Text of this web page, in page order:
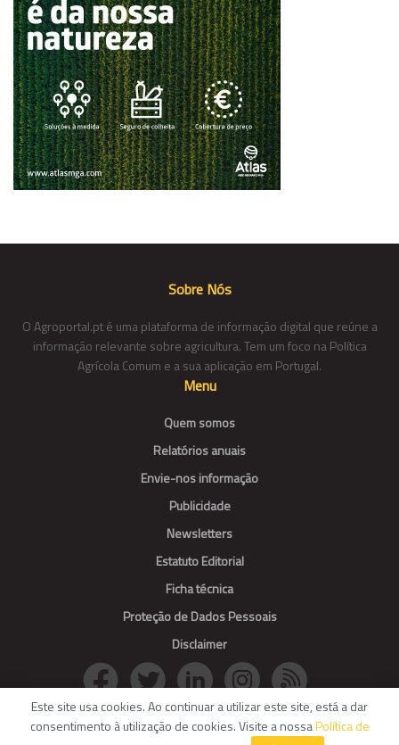
Sobre Nós
O Agroportal.pt é uma plataforma de informação digital que reúne a
informação relevante sobre agricultura. Tem um foco na Política
Agrícola Comum e a sua aplicação em Portugal.
Menu
Quem somos
Relatórios anuais
Envie-nos informação
Publicidade
Newsletters
Estatuto Editorial
Ficha técnica
Proteção de Dados Pessoais
Disclaimer
© Agroportal. All Rights reserved.
Este site usa cookies. Ao continuar a utilizar este site, está a dar
consentimento à utilização de cookies. Visite a nossaPolítica de